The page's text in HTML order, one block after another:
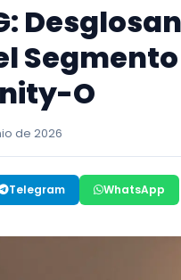
O
de 2026
Telegram WhatsApp